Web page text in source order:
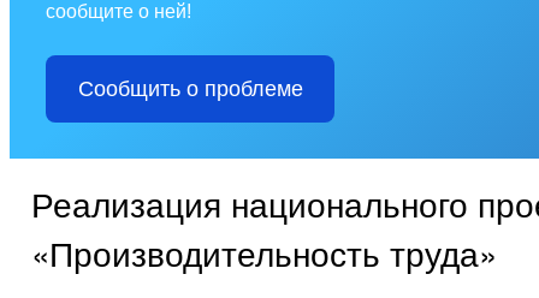
сообщите о ней!
Сообщить о проблеме
Реализация национального
«Производительность труда»